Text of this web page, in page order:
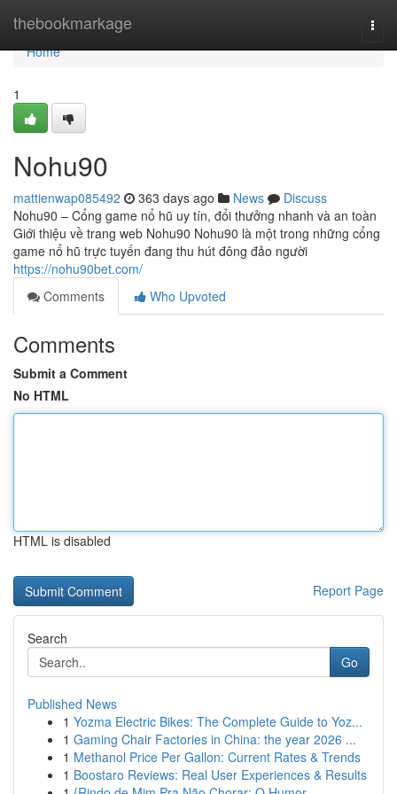
thebookmarkage
Home
Home
1
Nohu90
mattienwap085492 363 days ago News
Discuss
Nohu90 – Cổng game nổ hũ uy tín, đổi thưởng nhanh và an toàn
Giới thiệu về trang web Nohu90 Nohu90 là một trong những cổng
game nổ hũ trực tuyến đang thu hút đông đảo người
https://nohu90bet.com/
Comments
Who Upvoted
Comments
Submit a Comment
No HTML
HTML is disabled
Report Page
Search
Go
Published News
1 Yozma Electric Bikes: The Complete Guide to Yoz...
1 Gaming Chair Factories in China: the year 2026 ...
1 Methanol Price Per Gallon: Current Rates & Trends
1 Boostaro Reviews: Real User Experiences & Results